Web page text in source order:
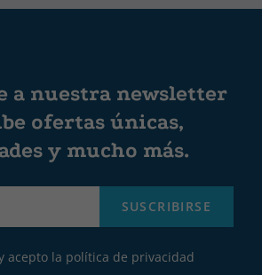
a nuestra newsletter
ofertas únicas,
y mucho más.
SUSCRIBIRSE
acepto la política de privacidad